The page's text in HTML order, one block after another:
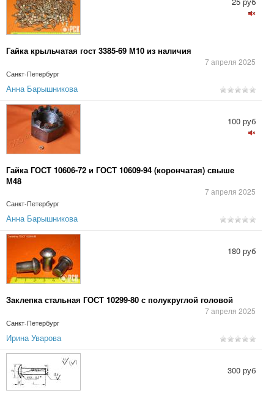
Гайка крыльчатая гост 3385-69 М10 из наличия
7 апреля 2025
Санкт-Петербург
Анна Барышникова
Гайка ГОСТ 10606-72 и ГОСТ 10609-94 (корончатая) свыше
М48
7 апреля 2025
Санкт-Петербург
100 руб
Анна Барышникова
Заклепка стальная ГОСТ 10299-80 с полукруглой головой
7 апреля 2025
Санкт-Петербург
180 руб
Ирина Уварова
300 руб